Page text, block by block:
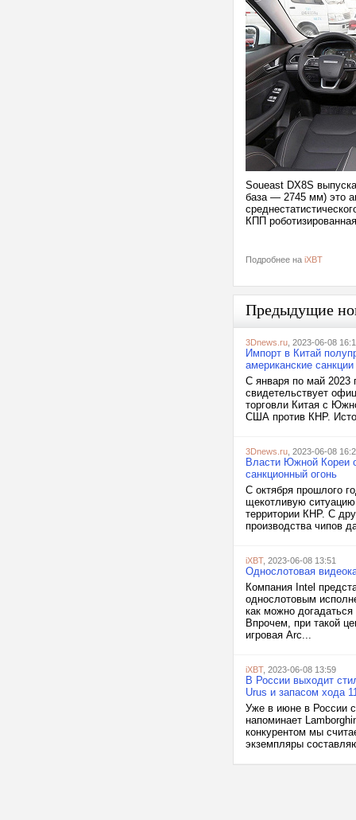
Soueast DX8S
база — 2745 мм) это
КПП
Подробнее на iXBT
Предыдущие
3Dnews.ru , 2023-06-08
Импорт в Китай
американские санкции
С января по май 2023
свидетельствует
торговли Китая с
США против КНР.
3Dnews.ru , 2023-06-08
Власти Южной Кореи
санкционный огонь
С октября прошлого
щекотливую
территории КНР. С
производства чипов
iXBT, 2023-06-08 13:51
Однослотовая
Компания Intel
однослотовым
как можно
Впрочем, при такой
игровая Arc...
iXBT, 2023-06-08 13:59
В России выходит
Urus и запасом хода
Уже в июне в России
напоминает
конкурентом мы
экземпляры